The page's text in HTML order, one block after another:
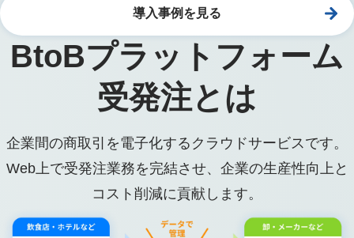
導入事例を見る
BtoBプラットフォーム
受発注とは
企業間の商取引を電子化するクラウドサービスです。
Web上で受発注業務を完結させ、企業の生産性向上と
コスト削減に貢献します。